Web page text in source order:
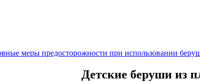
меры предосторожности при использовании
Детские беруши из